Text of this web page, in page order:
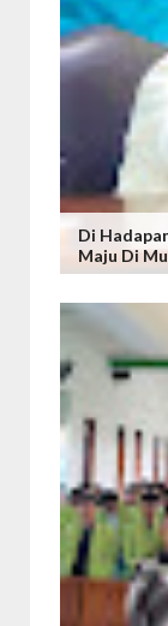
Di
Maju Di